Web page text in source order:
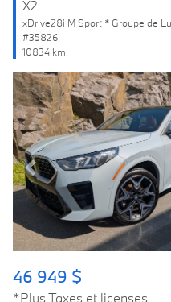
X2
xDrive28i M Sport * Groupe de
#35826
10834 km
Previous
46 949 $
*Plus Taxes et licenses